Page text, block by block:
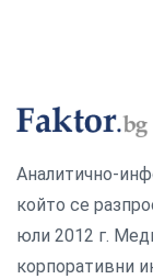
Аналитично-
който се
юли 2012 г.
корпоративни